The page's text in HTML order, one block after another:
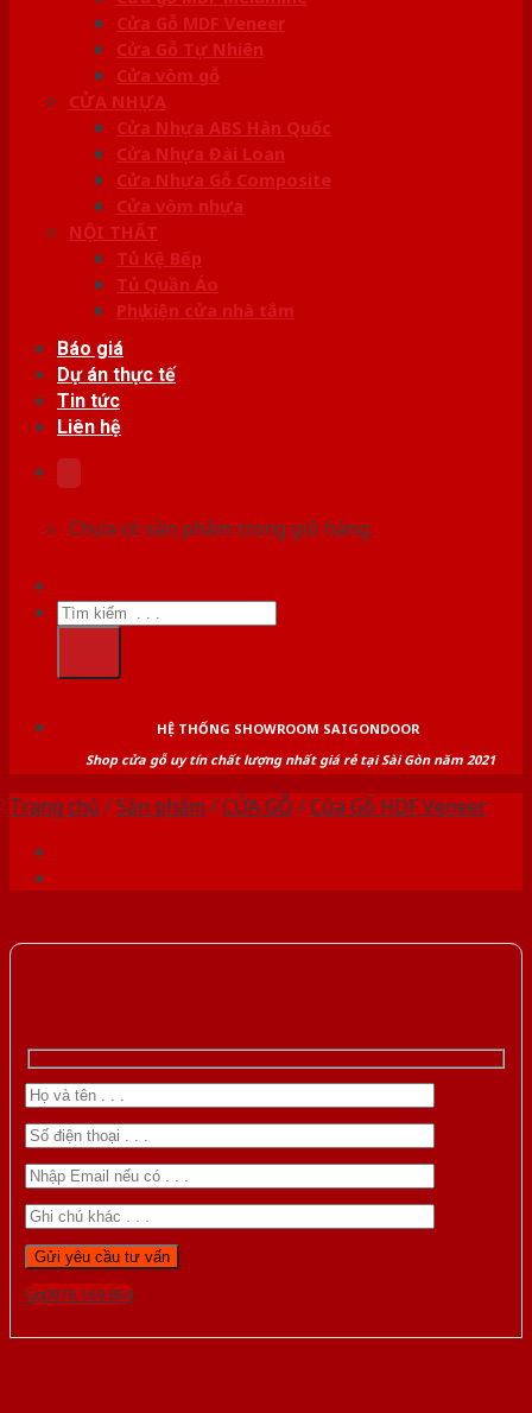
Cửa Gỗ MDF Veneer
Cửa Gỗ Tự Nhiên
Cửa vòm gỗ
CỬA NHỰA
Cửa Nhựa ABS Hàn Quốc
Cửa Nhựa Đài Loan
Cửa Nhựa Gỗ Composite
Cửa vòm nhựa
NỘI THẤT
Tủ Kệ Bếp
Tủ Quần Áo
Phụ kiện cửa nhà tắm
Báo giá
Dự án thực tế
Tin tức
Liên hệ
Chưa có sản phẩm trong giỏ hàng.
Tìm
kiếm:
HỆ THỐNG SHOWROOM SAIGONDOOR
Shop cửa gỗ uy tín chất lượng nhất giá rẻ tại Sài Gòn năm 2021
Trang chủ /Sản phẩm /CỬA GỖ /Cửa Gỗ HDF Veneer
Gọi 0976.169.864